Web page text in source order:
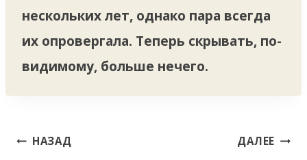
нескольких лет, однако пара всегда
их опровергала. Теперь скрывать, по-
видимому, больше нечего.
Навигация
НАЗАД ДАЛЕЕ